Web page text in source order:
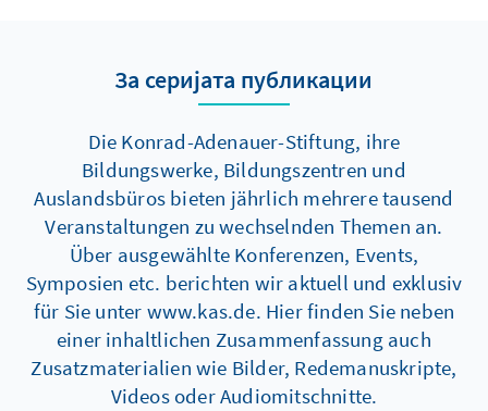
За серијата публикации
Die Konrad-Adenauer-Stiftung, ihre
Bildungswerke, Bildungszentren und
Auslandsbüros bieten jährlich mehrere tausend
Veranstaltungen zu wechselnden Themen an.
Über ausgewählte Konferenzen, Events,
Symposien etc. berichten wir aktuell und exklusiv
für Sie unter www.kas.de. Hier finden Sie neben
einer inhaltlichen Zusammenfassung auch
Zusatzmaterialien wie Bilder, Redemanuskripte,
Videos oder Audiomitschnitte.